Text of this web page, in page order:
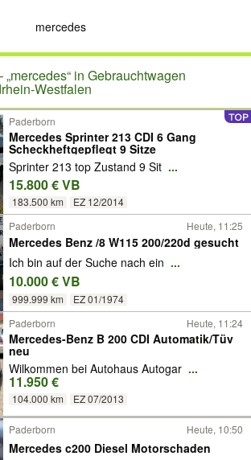
„mercedes“ in Gebrauchtwagen
Westfalen
Paderborn
Mercedes Sprinter 213 CDI 6 Gang
Scheckheftgepflegt 9 Sitze
Sprinter 213 top Zustand 9 Sit ...
15.800 € VB
183.500 km
EZ 12/2014
Paderborn
Heute, 11:25
Mercedes Benz /8 W115 200/220d gesucht
Ich bin auf der Suche nach ein ...
10.000 € VB
999.999 km EZ 01/1974
Paderborn Heute, 11:24
Mercedes-Benz B 200 CDI Automatik/Tüv
neu
Wilkommen bei Autohaus Autogar ...
11.950 €
104.000 km EZ 07/2013
Paderborn Heute, 10:50
Mercedes c200 Diesel Motorschaden